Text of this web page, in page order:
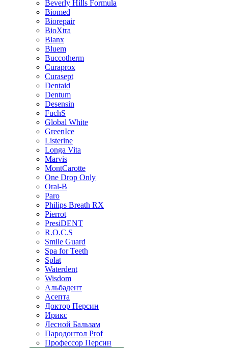
Beverly Hills Formula
Biomed
Biorepair
BioXtra
Blanx
Bluem
Buccotherm
Curaprox
Curasept
Dentaid
Dentum
Desensin
FuchS
Global White
GreenIce
Listerine
Longa Vita
Marvis
MontCarotte
One Drop Only
Oral-B
Paro
Philips Breath RX
Pierrot
PresiDENT
R.O.C.S
Smile Guard
Spa for Teeth
Splat
Waterdent
Wisdom
Альбадент
Асепта
Доктор Персин
Ирикс
Лесной Бальзам
Пародонтол Prof
Профессор Персин